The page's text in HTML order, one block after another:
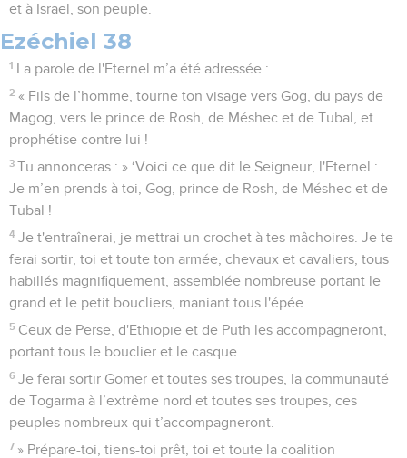
et à Israël, son peuple.
Ezéchiel 38
1 La parole de l'Eternel m’a été adressée :
2 « Fils de l’homme, tourne ton visage vers Gog, du pays de
Magog, vers le prince de Rosh, de Méshec et de Tubal, et
prophétise contre lui !
3 Tu annonceras : » ‘Voici ce que dit le Seigneur, l'Eternel :
Je m’en prends à toi, Gog, prince de Rosh, de Méshec et de
Tubal !
4 Je t'entraînerai, je mettrai un crochet à tes mâchoires. Je te
ferai sortir, toi et toute ton armée, chevaux et cavaliers, tous
habillés magnifiquement, assemblée nombreuse portant le
grand et le petit boucliers, maniant tous l'épée.
5 Ceux de Perse, d'Ethiopie et de Puth les accompagneront,
portant tous le bouclier et le casque.
6 Je ferai sortir Gomer et toutes ses troupes, la communauté
de Togarma à l’extrême nord et toutes ses troupes, ces
peuples nombreux qui t’accompagneront.
7 » Prépare-toi, tiens-toi prêt, toi et toute la coalition